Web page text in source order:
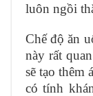
luôn ngồi
Chế độ ăn
này rất
sẽ tạo thêm
có tính